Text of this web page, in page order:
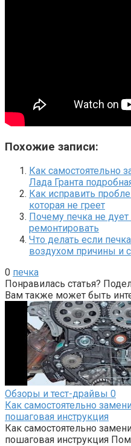
Похожие записи:
Как самостоятельно
Лада Гранта
Как исправить
которая не греет
Почему печка не
ремонтировать
Что делать если
воздухом причины и
0 печка
Понравилась статья?
Вам также может быть
Обзоры и тест-драйвы 0
Как самостоятельно
пошаговая инструкция
Как самостоятельно
пошаговая инструкция